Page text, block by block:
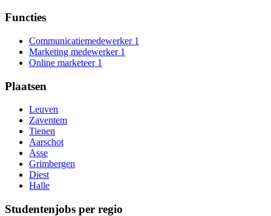
Functies
Communicatiemedewerker 1
Marketing medewerker 1
Online marketeer 1
Plaatsen
Leuven
Zaventem
Tienen
Aarschot
Asse
Grimbergen
Diest
Halle
Studentenjobs per regio